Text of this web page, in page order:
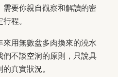
要你親自觀察和解讀的密
程。
用無數盆多肉換來的澆水
不談空洞的原則，只說具
真實狀況。